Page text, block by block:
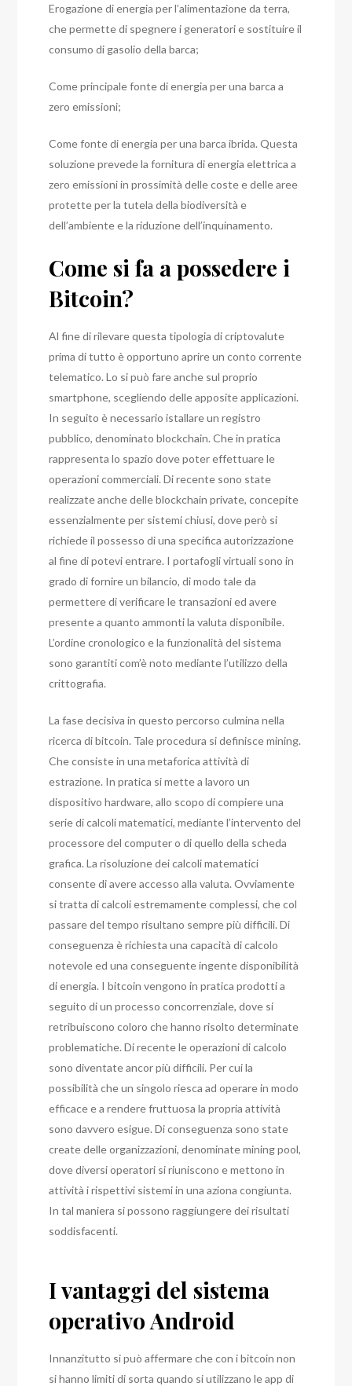
Erogazione di energia per l’alimentazione da terra,
che permette di spegnerei generatori e sostituire il
consumo di gasolio della barca;
Come principale fonte di energia per una barca a
zero emissioni;
Come fonte di energia per una barca ibrida. Questa
soluzione prevede la fornitura di energia elettrica a
zero emissioni in prossimità delle coste e delle aree
protette per la tutela della biodiversità e
dell’ambiente e la riduzione dell’inquinamento.
Come si fa a possedere i
Bitcoin?
Al fine di rilevare questa tipologia di criptovalute
prima di tutto è opportuno aprire un conto corrente
telematico. Lo si può fare anche sul proprio
smartphone, scegliendo delle apposite applicazioni.
In seguito è necessario istallare un registro
pubblico, denominato blockchain. Che in pratica
rappresenta lo spazio dove poter effettuare le
operazioni commerciali. Di recente sono state
realizzate anche delle blockchain private, concepite
essenzialmente per sistemi chiusi, dove però si
richiede il possesso di una specifica autorizzazione
al fine di potevi entrare. I portafogli virtuali sono in
grado di fornire un bilancio, di modo tale da
permettere di verificare le transazioni ed avere
presente a quanto ammonti la valuta disponibile.
L’ordine cronologico e la funzionalità del sistema
sono garantiti com’è noto mediante l’utilizzo della
crittografia.
La fase decisiva in questo percorso culmina nella
ricerca di bitcoin. Tale procedura si definisce mining.
Che consiste in una metaforica attività di
estrazione. In pratica si mette a lavoro un
dispositivo hardware, allo scopo di compiere una
serie di calcoli matematici, mediante l’intervento del
processore del computer o di quello della scheda
grafica. La risoluzione dei calcoli matematici
consente di avere accesso alla valuta. Ovviamente
si tratta di calcoli estremamente complessi, che col
passare del tempo risultano sempre più difficili. Di
conseguenza è richiesta una capacità di calcolo
notevole ed una conseguente ingente disponibilità
di energia. I bitcoin vengono in pratica prodotti a
seguito di un processo concorrenziale, dove si
retribuiscono coloro che hanno risolto determinate
problematiche. Di recente le operazioni di calcolo
sono diventate ancor più difficili. Per cui la
possibilità che un singolo riesca ad operare in modo
efficace e a rendere fruttuosa la propria attività
sono davvero esigue. Di conseguenza sono state
create delle organizzazioni, denominate mining pool,
dove diversi operatori si riuniscono e mettono in
attività i rispettivi sistemi in una aziona congiunta.
In tal maniera si possono raggiungere dei risultati
soddisfacenti.
I vantaggi del sistema
operativo Android
Innanzitutto si può affermare che con i bitcoin non
si hanno limiti di sorta quando si utilizzano le app di